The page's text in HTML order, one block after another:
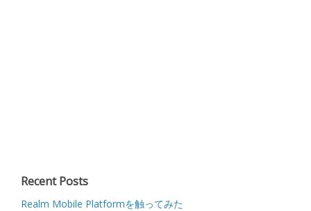
Recent Posts
Realm Mobile Platformを触ってみた